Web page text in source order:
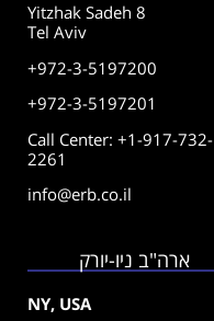
Yitzhak Sadeh 8
Tel Aviv
+972-3-5197200
+972-3-5197201
Call Center: +1-917-732-
2261
info@erb.co.il
ארה"ב ניו-יורק
NY, USA